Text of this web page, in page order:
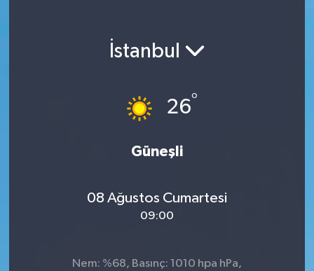
İstanbul
26°
Güneşli
08 Ağustos Cumartesi
09:00
Nem: %68, Basınç: 1010 hpa hPa,